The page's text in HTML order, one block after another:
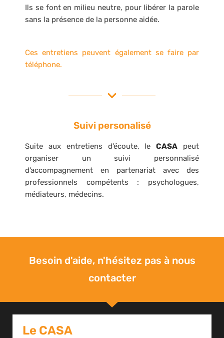
Ils se font en milieu neutre, pour libérer la parole
sans la présence de la personne aidée.
Ces entretiens peuvent également se faire par
téléphone.
Suivi personalisé
Suite aux entretiens d’écoute, leCASA peut
organiser un suivi personnalisé
d’accompagnement en partenariat avec des
professionnels compétents : psychologues,
médiateurs, médecins.
Besoin d'aide, n'hésitez pas à nous
contacter
Le CASA